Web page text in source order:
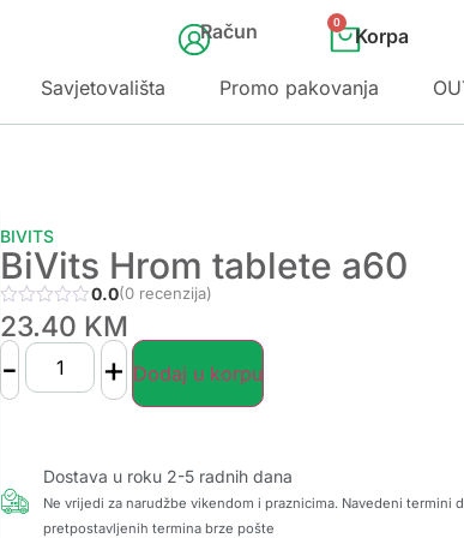
Račun 0
Savjetovališta Promo pakovanja
BIVITS
BiVits Hrom tablete a60
0.0(0 recenzija)
23.40 KM
- + Dodaj u korpu
Dostava u roku 2-5 radnih dana
Ne vrijedi za narudžbe vikendom i praznicima. Navedeni termini
pretpostavljenih termina brze pošte